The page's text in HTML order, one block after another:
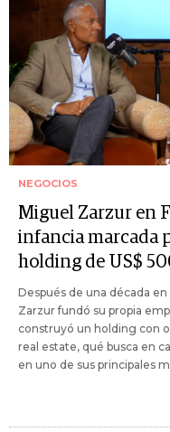
NEGOCIOS
Miguel Zarzur en
infancia marcada
holding de US$
Después de una década
Zarzur fundó su propia
construyó un holding con
real estate, qué busca en
en uno de sus principales